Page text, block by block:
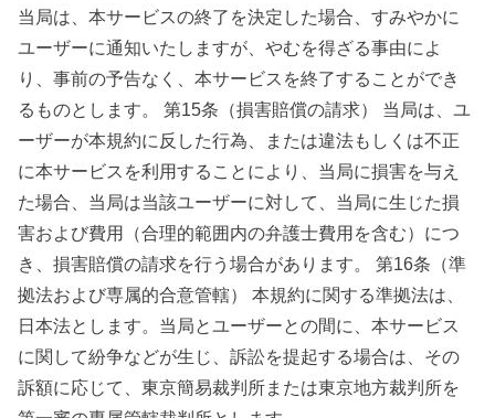
当局は、本サービスの終了を決定した場合、すみやかに
ユーザーに通知いたしますが、やむを得ざる事由によ
り、事前の予告なく、本サービスを終了することができ
るものとします。 第15条（損害賠償の請求） 当局は、ユ
ーザーが本規約に反した行為、または違法もしくは不正
に本サービスを利用することにより、当局に損害を与え
た場合、当局は当該ユーザーに対して、当局に生じた損
害および費用（合理的範囲内の弁護士費用を含む）につ
き、損害賠償の請求を行う場合があります。 第16条（準
拠法および専属的合意管轄） 本規約に関する準拠法は、
日本法とします。当局とユーザーとの間に、本サービス
に関して紛争などが生じ、訴訟を提起する場合は、その
訴額に応じて、東京簡易裁判所または東京地方裁判所を